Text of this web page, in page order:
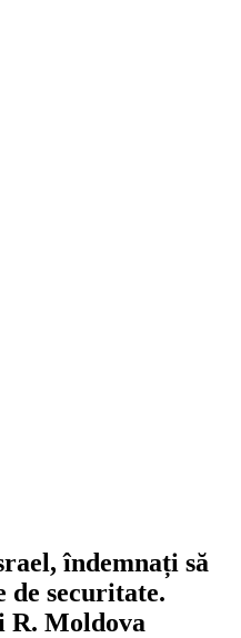
îndemnați să
de securitate.
R. Moldova